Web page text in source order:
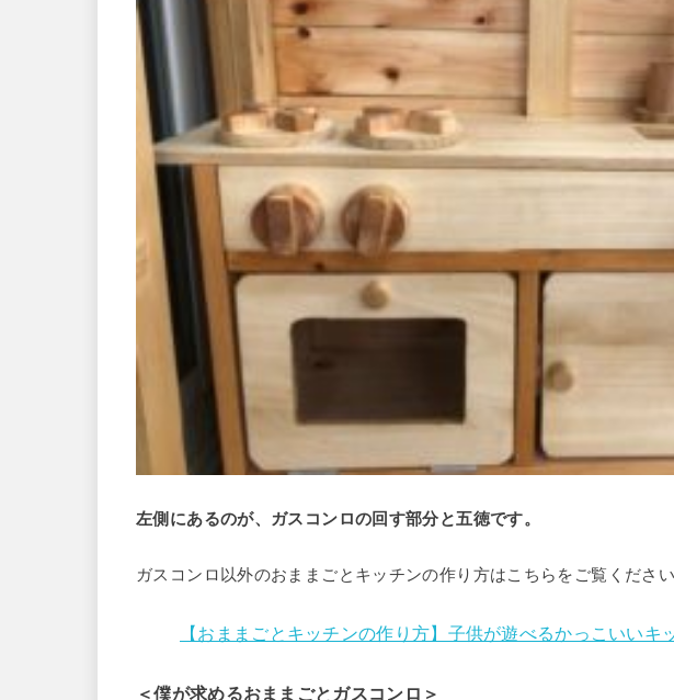
左側にあるのが、ガスコンロの回す部分と五徳です。
ガスコンロ以外のおままごとキッチンの作り方はこちらをご覧ください
【おままごとキッチンの作り方】子供が遊べるかっこいいキ
＜僕が求めるおままごとガスコンロ＞